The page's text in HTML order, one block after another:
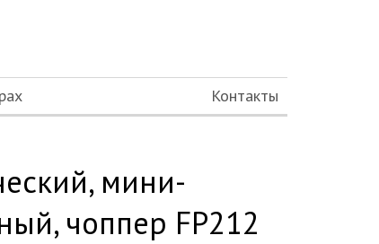
Контакты
мини-
чоппер FP212